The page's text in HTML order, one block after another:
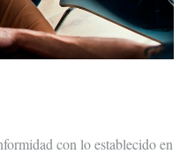
con lo establecido en